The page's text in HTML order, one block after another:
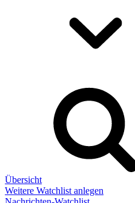
Übersicht
Weitere Watchlist anlegen